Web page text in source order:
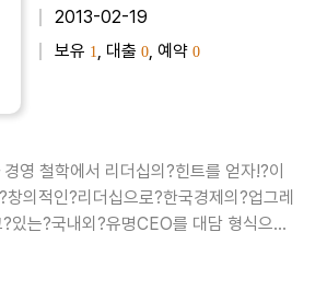
2013-02-19
보유 1 , 대출 0 , 예약 0
영 철학에서 리더십의?힌트를 얻자!?이
의적인?리더십으로?한국경제의?업그레
있는?국내외?유명CEO를 대담 형식으로